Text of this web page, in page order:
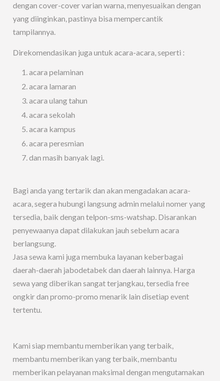
dengan cover-cover varian warna, menyesuaikan dengan
yang diinginkan, pastinya bisa mempercantik
tampilannya.
Direkomendasikan juga untuk acara-acara, seperti :
acara pelaminan
acara lamaran
acara ulang tahun
acara sekolah
acara kampus
acara peresmian
dan masih banyak lagi.
Bagi anda yang tertarik dan akan mengadakan acara-
acara, segera hubungi langsung admin melalui nomer yang
tersedia, baik dengan telpon-sms-watshap. Disarankan
penyewaanya dapat dilakukan jauh sebelum acara
berlangsung.
Jasa sewa kami juga membuka layanan keberbagai
daerah-daerah jabodetabek dan daerah lainnya. Harga
sewa yang diberikan sangat terjangkau, tersedia free
ongkir dan promo-promo menarik lain disetiap event
tertentu.
Kami siap membantu memberikan yang terbaik,
membantu memberikan yang terbaik, membantu
memberikan pelayanan maksimal dengan mengutamakan